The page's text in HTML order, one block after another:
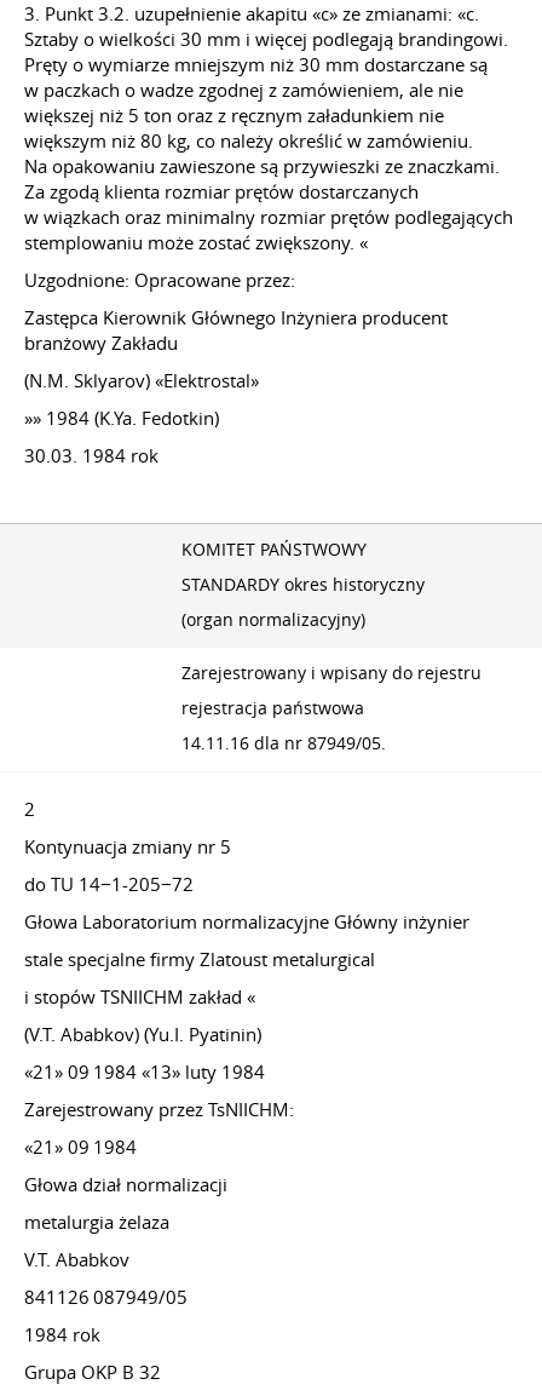
3. Punkt 3.2. uzupełnienie akapitu «c» ze zmianami: «c.
Sztaby o wielkości 30 mm i więcej podlegają brandingowi.
Pręty o wymiarze mniejszym niż 30 mm dostarczane są
w paczkach o wadze zgodnej z zamówieniem, ale nie
większej niż 5 ton oraz z ręcznym załadunkiem nie
większym niż 80 kg, co należy określić w zamówieniu.
Na opakowaniu zawieszone są przywieszki ze znaczkami.
Za zgodą klienta rozmiar prętów dostarczanych
w wiązkach oraz minimalny rozmiar prętów podlegających
stemplowaniu może zostać zwiększony. «
Uzgodnione: Opracowane przez:
Zastępca Kierownik Głównego Inżyniera producent
branżowy Zakładu
(N.M. Sklyarov) «Elektrostal»
»» 1984 (K.Ya. Fedotkin)
30.03. 1984 rok
KOMITET PAŃSTWOWY
STANDARDY okres historyczny
(organ normalizacyjny)
Zarejestrowany i wpisany do rejestru
rejestracja państwowa
14.11.16 dla nr 87949/05.
2
Kontynuacja zmiany nr 5
do TU 14−1-205−72
Głowa Laboratorium normalizacyjne Główny inżynier
stale specjalne firmy Zlatoust metalurgical
i stopów TSNIICHM zakład «
(V.T. Ababkov) (Yu.I. Pyatinin)
«21» 09 1984 «13» luty 1984
Zarejestrowany przez TsNIICHM:
«21» 09 1984
Głowa dział normalizacji
metalurgia żelaza
V.T. Ababkov
841126 087949/05
1984 rok
Grupa OKP B 32